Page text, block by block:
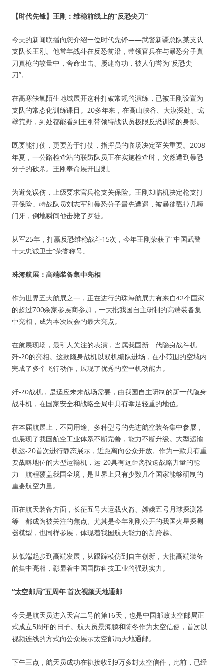
【时代先锋】王刚：维稳前线上的“反恐尖刀”
今天的新闻联播向您介绍一位时代先锋——武警新疆总队某支队
支队长王刚。他常年战斗在反恐前沿，带领官兵在与暴恐分子真
刀真枪的较量中，舍命出击、屡建奇功，被人们誉为“反恐尖
刀”。
在高寒缺氧陌生地域展开这种打破常规的演练，已被王刚设置为
支队的常态化训练课目。20多年来，在高山峡谷、大漠深处、戈
壁荒野，到处都能看到王刚带领特战队员极限反恐训练的身影。
既要能打仗，更要善于打仗，指挥员的临场决定至关重要。2008
年夏，一公路检查站的联防队员正在实施检查时，突然遭到暴恐
分子的砍杀。王刚奉命展开围剿。
为避免误伤，上级要求官兵枪支关保险。王刚却临机决定枪支打
开保险。特战队员刘志军和暴恐分子最先遭遇，被暴徒戳掉几颗
门牙，倒地瞬间他击毙了歹徒。
从军25年，打赢反恐维稳战斗15次，今年王刚荣获了“中国武警
十大忠诚卫士”荣誉称号。
珠海航展：高端装备集中亮相
作为世界五大航展之一，正在进行的珠海航展共有来自42个国家
的超过700余家参展商参加，一大批我国自主研制的高端装备集
中亮相，成为本次展会的最大亮点。
在航展现场，最引人关注的表演，当属我国新一代隐身战斗机
歼-20的亮相。这款隐身战机以双机编队进场，在小范围的空域内
完成了多个飞行动作，展现了优秀的空中机动能力。
歼-20战机，是适应未来战场需要，由我国自主研制的新一代隐身
战斗机，在国家安全和战略全局中具有举足轻重的地位。
在本届航展上，不同用途、多种型号的先进航空装备集中参展，
也展现了我国航空工业体系不断完善，能力不断升级。大型运输
机运-20首次进行静态展示，近距离向公众开放。作为一款具有重
要战略地位的大型运输机，运-20具有远距离投送战略力量的能
力，航程覆盖我国全境，是世界上只有少数几个国家能够研制的
重要航空力量。
而在航天装备方面，长征五号大运载火箭、嫦娥五号月球探测器
等，都成为被关注的焦点。尤其是今年刚刚公开的我国火星探测
器模型，也同样参展，体现着我国航天能力的新跨越。
从低端起步到高端发展，从跟踪模仿到自主创新，大批高端装备
的集中亮相，彰显着中国国防科技工业的强劲实力。
“太空邮局”五周年 首次视频天地通邮
今天是航天员进入天宫二号的第16天，也是中国邮政太空邮局正
式成立5周年的日子。航天员景海鹏和陈冬作为太空信使，首次以
视频连线的方式向公众展示太空邮局天地通邮。
下午三点，航天员成功在轨接收到9万多封太空信件，此前，已经